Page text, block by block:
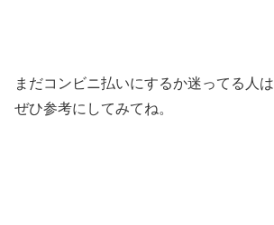
まだコンビニ払いにするか迷ってる人は
ぜひ参考にしてみてね。